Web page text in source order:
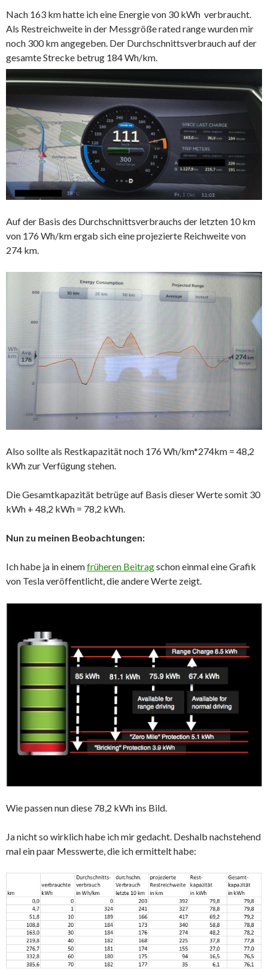
Nach 163 km hatte ich eine Energie von 30 kWh verbraucht.
Als Restreichweite in der Messgröße rated range wurden mir
noch 300 km angegeben. Der Durchschnittsverbrauch auf der
gesamte Strecke betrug 184 Wh/km.
Auf der Basis des Durchschnittsverbrauchs der letzten 10 km
von 176 Wh/km ergab sich eine projezierte Reichweite von
274 km.
Also sollte als Restkapazität noch 176 Wh/km*274km = 48,2
kWh zur Verfügung stehen.
Die Gesamtkapazität betrüge auf Basis dieser Werte somit 30
kWh + 48,2 kWh = 78,2 kWh.
Nun zu meinen Beobachtungen:
Ich habe ja in einemfrüheren Beitragschon einmal eine Grafik
von Tesla veröffentlicht, die andere Werte zeigt.
Wie passen nun diese 78,2 kWh ins Bild.
Ja nicht so wirklich habe ich mir gedacht. Deshalb nachstehend
mal ein paar Messwerte, die ich ermittelt habe: